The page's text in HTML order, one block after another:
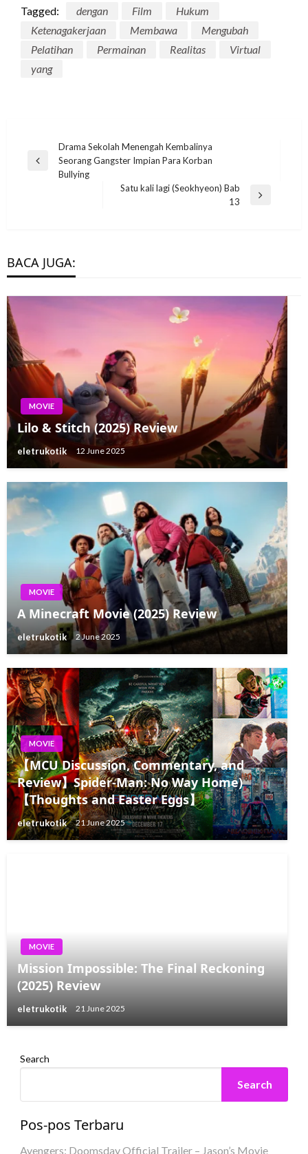
Tagged: dengan Film
Hukum
Ketenagakerjaan
Membawa
Mengubah
Pelatihan
Permainan Realitas
Virtual
yang
navigation
Previous
Drama Sekolah Menengah Kembalinya
Seorang Gangster Impian Para Korban
Bullying
Satu kali lagi (Seokhyeon) Bab
13
BACA JUGA:
MOVIE
Lilo & Stitch (2025) Review
eletrukotik 12 June 2025
MOVIE
A Minecraft Movie (2025) Review
eletrukotik 2 June 2025
MOVIE
【MCU Discussion, Commentary, and
Review】Spider-Man: No Way Home)
【Thoughts and Easter Eggs】
eletrukotik 21 June 2025
MOVIE
Mission Impossible: The Final Reckoning
(2025) Review
eletrukotik 21 June 2025
Search
Search
Pos-pos Terbaru
Avengers: Doomsday Official Trailer – Jason’s Movie